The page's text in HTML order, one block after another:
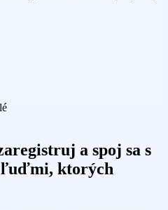
a spoj sa s
ktorých